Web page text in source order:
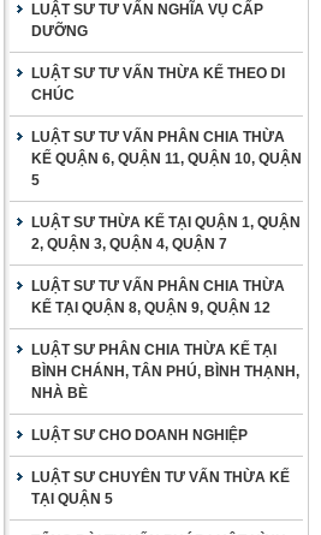
LUẬT SƯ TƯ VẤN NGHĨA VỤ CẤP
DƯỠNG
LUẬT SƯ TƯ VẤN THỪA KẾ THEO DI
CHÚC
LUẬT SƯ TƯ VẤN PHÂN CHIA THỪA
KẾ QUẬN 6, QUẬN 11, QUẬN 10, QUẬN
5
LUẬT SƯ THỪA KẾ TẠI QUẬN 1, QUẬN
2, QUẬN 3, QUẬN 4, QUẬN 7
LUẬT SƯ TƯ VẤN PHÂN CHIA THỪA
KẾ TẠI QUẬN 8, QUẬN 9, QUẬN 12
LUẬT SƯ PHÂN CHIA THỪA KẾ TẠI
BÌNH CHÁNH, TÂN PHÚ, BÌNH THẠNH,
NHÀ BÈ
LUẬT SƯ CHO DOANH NGHIỆP
LUẬT SƯ CHUYÊN TƯ VẤN THỪA KẾ
TẠI QUẬN 5